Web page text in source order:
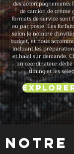
des
de camion de crème
formats de service
ou par poste. Les
selon le nombre
budget, et nous
incluant les
et halal sur demande.
un coordinateur
timing et les
Notre